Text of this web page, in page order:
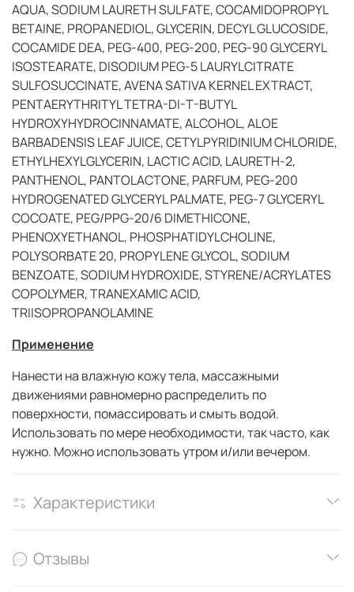
AQUA, SODIUM LAURETH SULFATE, COCAMIDOPROPYL
BETAINE, PROPANEDIOL, GLYCERIN, DECYL GLUCOSIDE,
COCAMIDE DEA, PEG-400, PEG-200, PEG-90 GLYCERYL
ISOSTEARATE, DISODIUM PEG-5 LAURYLCITRATE
SULFOSUCCINATE, AVENA SATIVA KERNEL EXTRACT,
PENTAERYTHRITYL TETRA-DI-T-BUTYL
HYDROXYHYDROCINNAMATE, ALCOHOL, ALOE
BARBADENSIS LEAF JUICE, CETYLPYRIDINIUM CHLORIDE,
ETHYLHEXYLGLYCERIN, LACTIC ACID, LAURETH-2,
PANTHENOL, PANTOLACTONE, PARFUM, PEG-200
HYDROGENATED GLYCERYL PALMATE, PEG-7 GLYCERYL
COCOATE, PEG/PPG-20/6 DIMETHICONE,
PHENOXYETHANOL, PHOSPHATIDYLCHOLINE,
POLYSORBATE 20, PROPYLENE GLYCOL, SODIUM
BENZOATE, SODIUM HYDROXIDE, STYRENE/ACRYLATES
COPOLYMER, TRANEXAMIC ACID,
TRIISOPROPANOLAMINE
Применение
Нанести на влажную кожу тела, массажными
движениями равномерно распределить по
поверхности, помассировать и смыть водой.
Использовать по мере необходимости, так часто, как
нужно. Можно использовать утром и/или вечером.
Характеристики
Отзывы